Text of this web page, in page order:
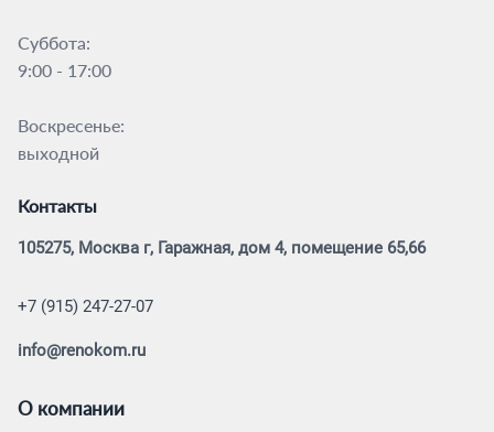
Суббота:
9:00 - 17:00
Воскресенье:
выходной
Контакты
105275, Москва г, Гаражная, дом 4, помещение 65,66
+7 (915) 247-27-07
info@renokom.ru
О компании